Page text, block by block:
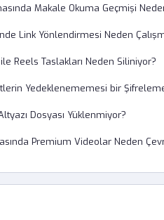
Makale Okuma Geçmişi
Link Yönlendirmesi Neden
Reels Taslakları Neden Siliniyor?
Yedeklenememesi bir Şifreleme
Dosyası Yüklenmiyor?
Premium Videolar Neden